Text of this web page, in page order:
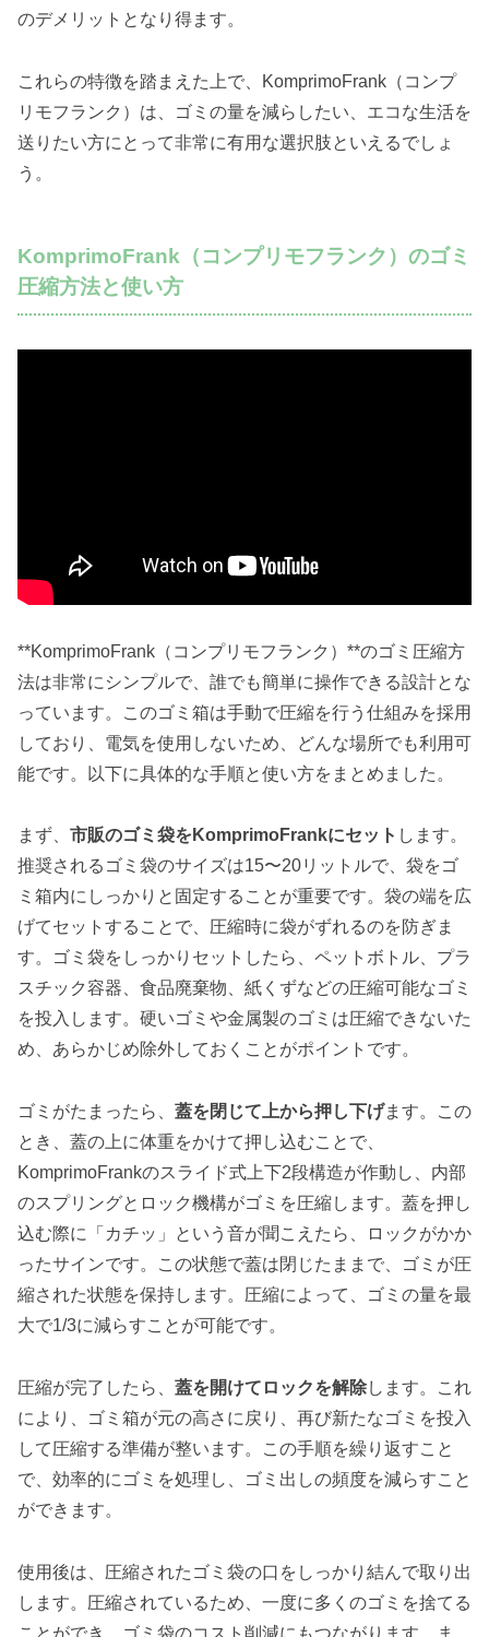
のデメリットとなり得ます。
これらの特徴を踏まえた上で、KomprimoFrank（コンプ
リモフランク）は、ゴミの量を減らしたい、エコな生活を
送りたい方にとって非常に有用な選択肢といえるでしょ
う。
KomprimoFrank（コンプリモフランク）のゴミ
圧縮方法と使い方
**KomprimoFrank（コンプリモフランク）**のゴミ圧縮方
法は非常にシンプルで、誰でも簡単に操作できる設計とな
っています。このゴミ箱は手動で圧縮を行う仕組みを採用
しており、電気を使用しないため、どんな場所でも利用可
能です。以下に具体的な手順と使い方をまとめました。
まず、 市販のゴミ袋をKomprimoFrankにセット します。
推奨されるゴミ袋のサイズは15〜20リットルで、袋をゴ
ミ箱内にしっかりと固定することが重要です。袋の端を広
げてセットすることで、圧縮時に袋がずれるのを防ぎま
す。ゴミ袋をしっかりセットしたら、ペットボトル、プラ
スチック容器、食品廃棄物、紙くずなどの圧縮可能なゴミ
を投入します。硬いゴミや金属製のゴミは圧縮できないた
め、あらかじめ除外しておくことがポイントです。
ゴミがたまったら、 蓋を閉じて上から押し下げます。この
とき、蓋の上に体重をかけて押し込むことで、
KomprimoFrankのスライド式上下2段構造が作動し、内部
のスプリングとロック機構がゴミを圧縮します。蓋を押し
込む際に「カチッ」という音が聞こえたら、ロックがかか
ったサインです。この状態で蓋は閉じたままで、ゴミが圧
縮された状態を保持します。圧縮によって、ゴミの量を最
大で1/3に減らすことが可能です。
圧縮が完了したら、 蓋を開けてロックを解除します。これ
により、ゴミ箱が元の高さに戻り、再び新たなゴミを投入
して圧縮する準備が整います。この手順を繰り返すこと
で、効率的にゴミを処理し、ゴミ出しの頻度を減らすこと
ができます。
使用後は、圧縮されたゴミ袋の口をしっかり結んで取り出
します。圧縮されているため、一度に多くのゴミを捨てる
ことができ、ゴミ袋のコスト削減にもつながります。ま